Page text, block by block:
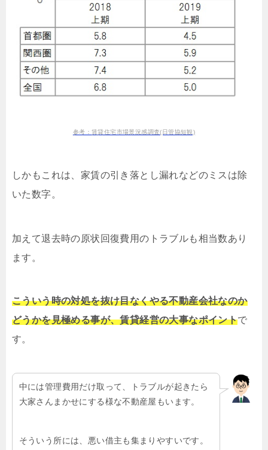
参考：賃貸住宅市場景況感調査(日管協短観)
しかもこれは、家賃の引き落とし漏れなどのミスは除
いた数字。
加えて退去時の原状回復費用のトラブルも相当数あり
ます。
こういう時の対処を抜け目なくやる不動産会社なのか
どうかを見極める事が、賃貸経営の大事なポイントで
す。
中には管理費用だけ取って、トラブルが起きたら
大家さんまかせにする様な不動産屋もいます。
そういう所には、悪い借主も集まりやすいです。